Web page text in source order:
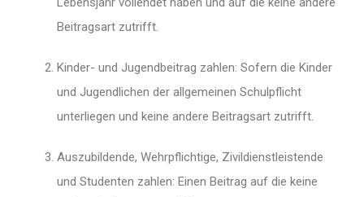
Beitragsart zutrifft.
Kinder- und Jugendbeitrag zahlen: Sofern die Kinder
und Jugendlichen der allgemeinen Schulpflicht
unterliegen und keine andere Beitragsart zutrifft.
Auszubildende, Wehrpflichtige, Zivildienstleistende
und Studenten zahlen: Einen Beitrag auf die keine